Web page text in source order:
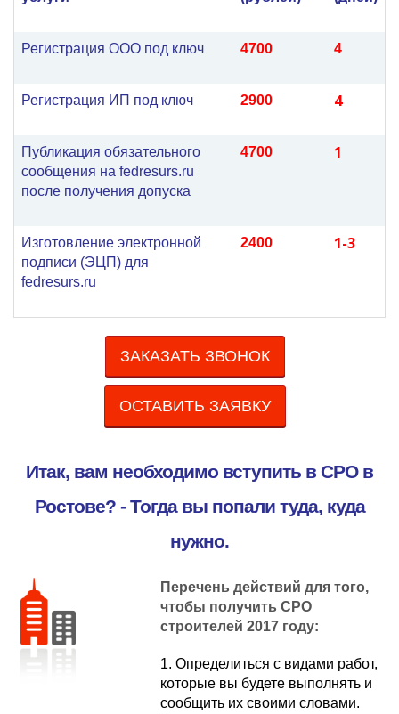
Регистрация ООО под ключ 4700 4
Регистрация ИП под ключ 2900 4
Публикация обязательного
сообщения на fedresurs.ru
после получения допуска
4700 1
Изготовление электронной
подписи (ЭЦП) для
fedresurs.ru
2400 1-3
ЗАКАЗАТЬ ЗВОНОК
ОСТАВИТЬ ЗАЯВКУ
Итак, вам необходимо вступить в СРО в
Ростове? - Тогда вы попали туда, куда
нужно.
Перечень действий для того,
чтобы получить СРО
строителей 2017 году:
1. Определиться с видами работ,
которые вы будете выполнять и
сообщить их своими словами.